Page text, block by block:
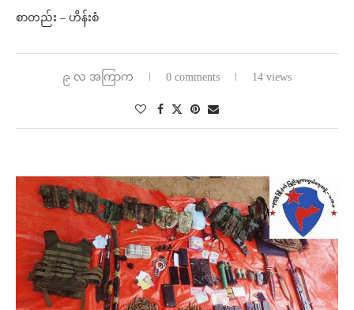
စာတည်း – ဟိန်းစံ
၉ လ အကြာက 0 comments 14 views